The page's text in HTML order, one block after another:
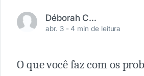
Déborah Carvalho
abr. 3 -4 min de leitura
O que você faz com os